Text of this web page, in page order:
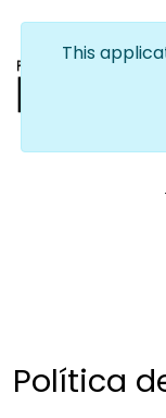
Política
This